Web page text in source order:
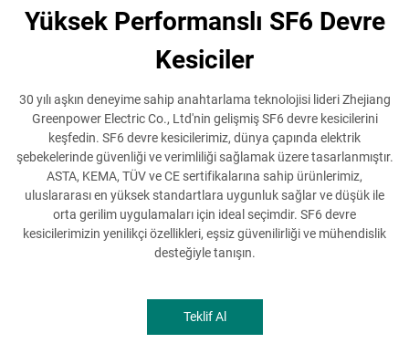
Yüksek Performanslı SF6 Devre
Kesiciler
30 yılı aşkın deneyime sahip anahtarlama teknolojisi lideri Zhejiang
Greenpower Electric Co., Ltd'nin gelişmiş SF6 devre kesicilerini
keşfedin. SF6 devre kesicilerimiz, dünya çapında elektrik
şebekelerinde güvenliği ve verimliliği sağlamak üzere tasarlanmıştır.
ASTA, KEMA, TÜV ve CE sertifikalarına sahip ürünlerimiz,
uluslararası en yüksek standartlara uygunluk sağlar ve düşük ile
orta gerilim uygulamaları için ideal seçimdir. SF6 devre
kesicilerimizin yenilikçi özellikleri, eşsiz güvenilirliği ve mühendislik
desteğiyle tanışın.
Teklif Al